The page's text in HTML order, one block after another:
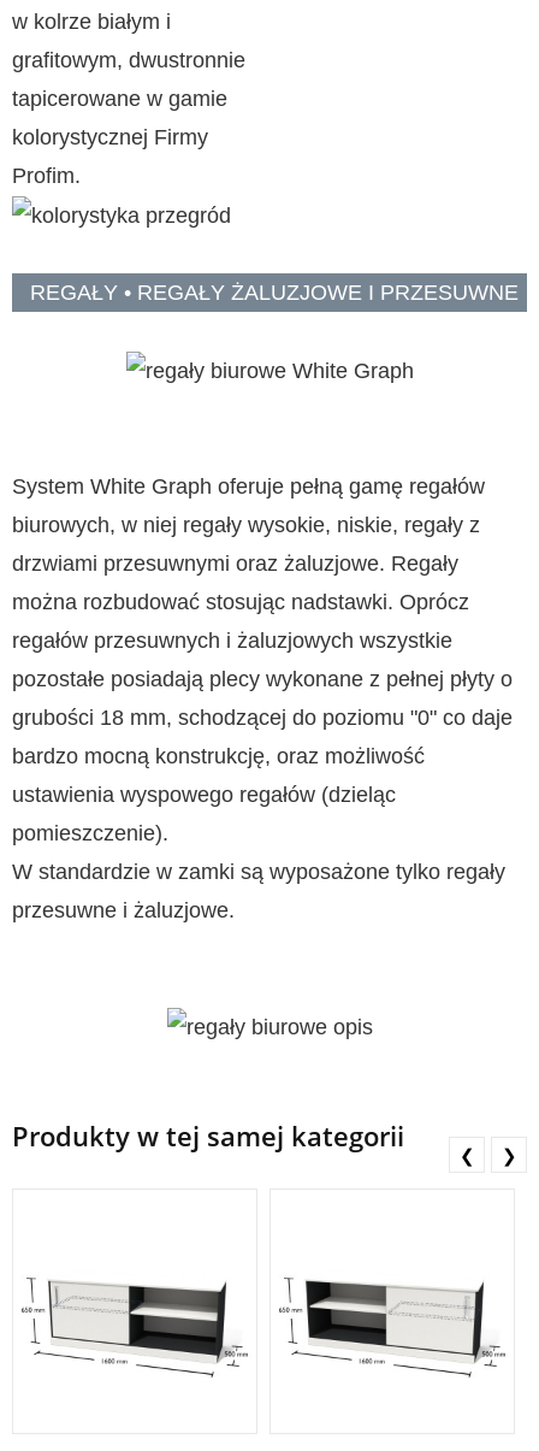
w kolrze białym i
grafitowym, dwustronnie
tapicerowane w gamie
kolorystycznej Firmy
Profim.
REGAŁY • REGAŁY ŻALUZJOWE I PRZESUWNE
System White Graph oferuje pełną gamę regałów
biurowych, w niej regały wysokie, niskie, regały z
drzwiami przesuwnymi oraz żaluzjowe. Regały
można rozbudować stosując nadstawki. Oprócz
regałów przesuwnych i żaluzjowych wszystkie
pozostałe posiadają plecy wykonane z pełnej płyty o
grubości 18 mm, schodzącej do poziomu "0" co daje
bardzo mocną konstrukcję, oraz możliwość
ustawienia wyspowego regałów (dzieląc
pomieszczenie).
W standardzie w zamki są wyposażone tylko regały
przesuwne i żaluzjowe.
Produkty w tej samej kategorii
❮ ❯